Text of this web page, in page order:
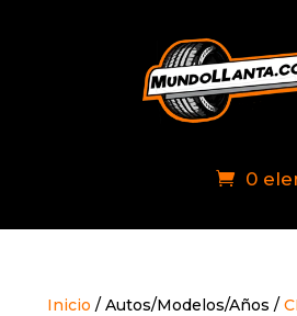
0
Inicio / Autos/Modelos/Años /
busque las mejores
ponga en contacto de